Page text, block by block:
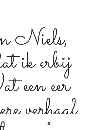
Niels,
ik erbij
een eer
verhaal